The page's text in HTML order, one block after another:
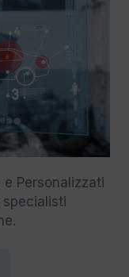
Personalizzati